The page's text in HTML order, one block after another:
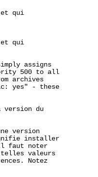
qui
qui
assigns
500 to all
archives
yes" - these
version du
version
installer
faut noter
valeurs
Notez